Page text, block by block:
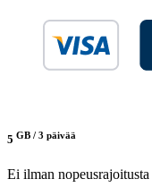
5 GB / 3 päivää
Ei ilman nopeusrajoitusta